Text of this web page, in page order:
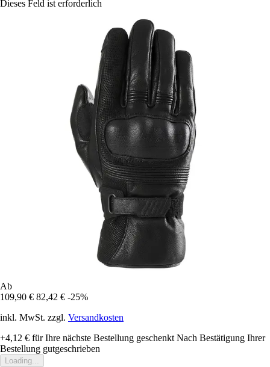
Dieses Feld ist erforderlich
Ab
109,90 € 82,42 € -25%
inkl. MwSt. zzgl. Versandkosten
+4,12 € für Ihre nächste Bestellung geschenkt Nach Bestätigung Ihrer
Bestellung gutgeschrieben
Loading...